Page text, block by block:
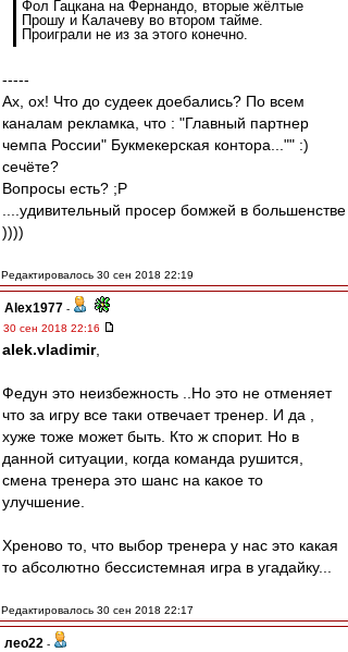
Фол Гацкана на Фернандо, вторые жёлтые
Прошу и Калачеву во втором тайме.
Проиграли не из за этого конечно.
-----
Ах, ох! Что до судеек доебались? По всем
каналам рекламка, что : "Главный партнер
чемпа России" Букмекерская контора..."" :)
сечёте?
Вопросы есть? ;Р
....удивительный просер бомжей в большенстве
))))
Редактировалось 30 сен 2018 22:19
Alex1977 -
30 сен 2018 22:16
alek.vladimir,
Федун это неизбежность ..Но это не отменяет
что за игру все таки отвечает тренер. И да ,
хуже тоже может быть. Кто ж спорит. Но в
данной ситуации, когда команда рушится,
смена тренера это шанс на какое то
улучшение.
Хреново то, что выбор тренера у нас это какая
то абсолютно бессистемная игра в угадайку...
Редактировалось 30 сен 2018 22:17
лео22 -